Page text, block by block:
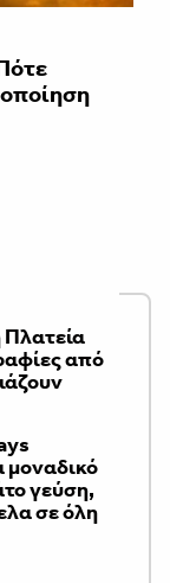
από
γεύση,
σε όλη